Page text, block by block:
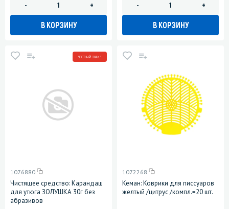
- +
В КОРЗИНУ
- +
В КОРЗИНУ
ЧЕСТНЫЙ ЗНАК *
1076880
Чистящее средство: Карандаш
для утюга ЗОЛУШКА 30г без
абразивов
1072268
Кеман: Коврики для писсуаров
желтый /цитрус /компл.=20 шт.